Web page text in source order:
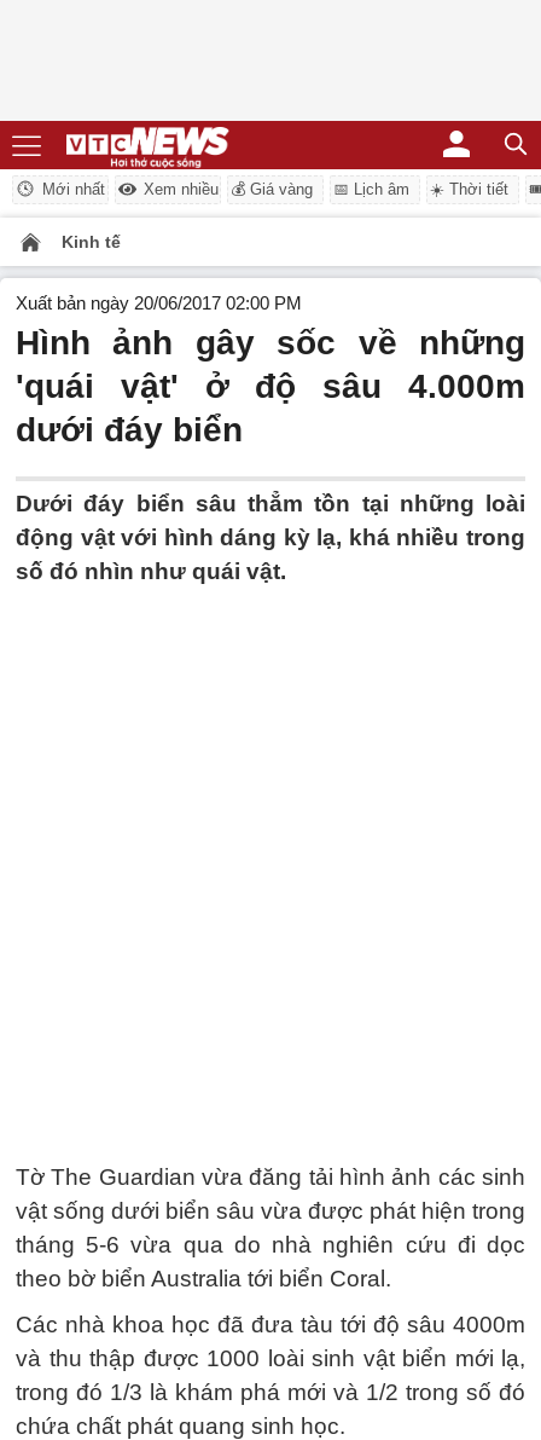
Mới nhất Xem nhiều 💰 Giá vàng 📅 Lịch âm ☀️ Thời tiết
Kinh tế
Xuất bản ngày 20/06/2017 02:00 PM
Hình ảnh gây sốc về những
'quái vật' ở độ sâu 4.000m
dưới đáy biển
Dưới đáy biển sâu thẳm tồn tại những loài
động vật với hình dáng kỳ lạ, khá nhiều trong
số đó nhìn như quái vật.
Tờ The Guardian vừa đăng tải hình ảnh các sinh
vật sống dưới biển sâu vừa được phát hiện trong
tháng 5-6 vừa qua do nhà nghiên cứu đi dọc
theo bờ biển Australia tới biển Coral.
Các nhà khoa học đã đưa tàu tới độ sâu 4000m
và thu thập được 1000 loài sinh vật biển mới lạ,
trong đó 1/3 là khám phá mới và 1/2 trong số đó
chứa chất phát quang sinh học.